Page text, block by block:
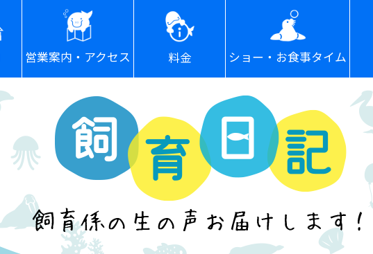
営業案内・アクセス 料金 ショー・お食事タイム